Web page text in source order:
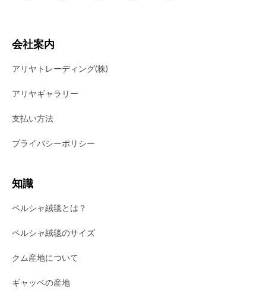
会社案内
アリヤトレーディング(株)
アリヤギャラリー
支払い方法
プライバシーポリシー
知識
ペルシャ絨毯とは？
ペルシャ絨毯のサイズ
クム産地について
ギャッベの産地